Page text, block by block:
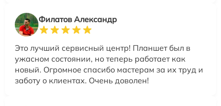
Филатов Александр
Это лучший сервисный центр! Планшет был в
ужасном состоянии, но теперь работает как
новый. Огромное спасибо мастерам за их труд и
заботу о клиентах. Очень доволен!